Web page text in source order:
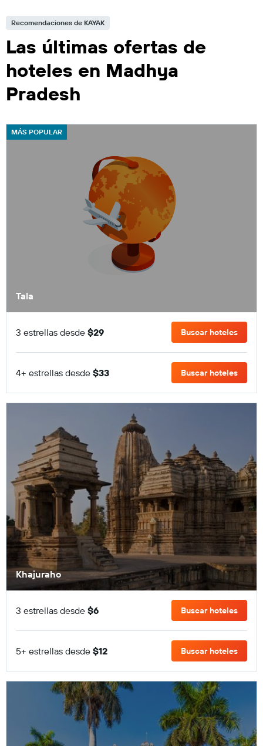
Recomendaciones de KAYAK
Las últimas ofertas de
hoteles en Madhya
Pradesh
MÁS POPULAR
Tala
3 estrellas desde $29 Buscar hoteles
4+ estrellas desde $33 Buscar hoteles
Khajuraho
3 estrellas desde $6 Buscar hoteles
5+ estrellas desde $12 Buscar hoteles